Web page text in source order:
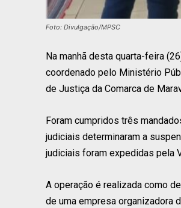
Foto: Divulgação/MPSC
Na manhã desta quarta-feira
coordenado pelo Ministério
de Justiça da Comarca de
Foram cumpridos três
judiciais determinaram a
judiciais foram expedidas pela
A operação é realizada como
de uma empresa organizadora